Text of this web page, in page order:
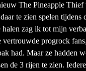
The Pineapple
te zien spelen
zag ik tot mijn
progrock
had. Maar ze hadden
de 3 rijen te zien.